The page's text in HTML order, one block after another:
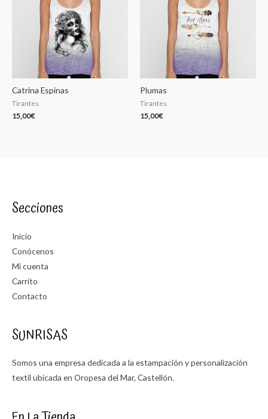
Catrina Espinas
Tirantes
15,00€
Plumas
Tirantes
15,00€
Secciones
Inicio
Conócenos
Mi cuenta
Carrito
Contacto
SUNRISAS
Somos una empresa dedicada a la estampación y personalización
textil ubicada en Oropesa del Mar, Castellón.